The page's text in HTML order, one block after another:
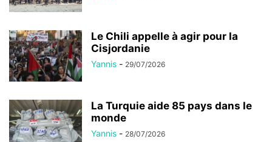
Le Chili appelle à agir pour la
Cisjordanie
Yannis - 29/07/2026
La Turquie aide 85 pays dans le
monde
Yannis - 28/07/2026